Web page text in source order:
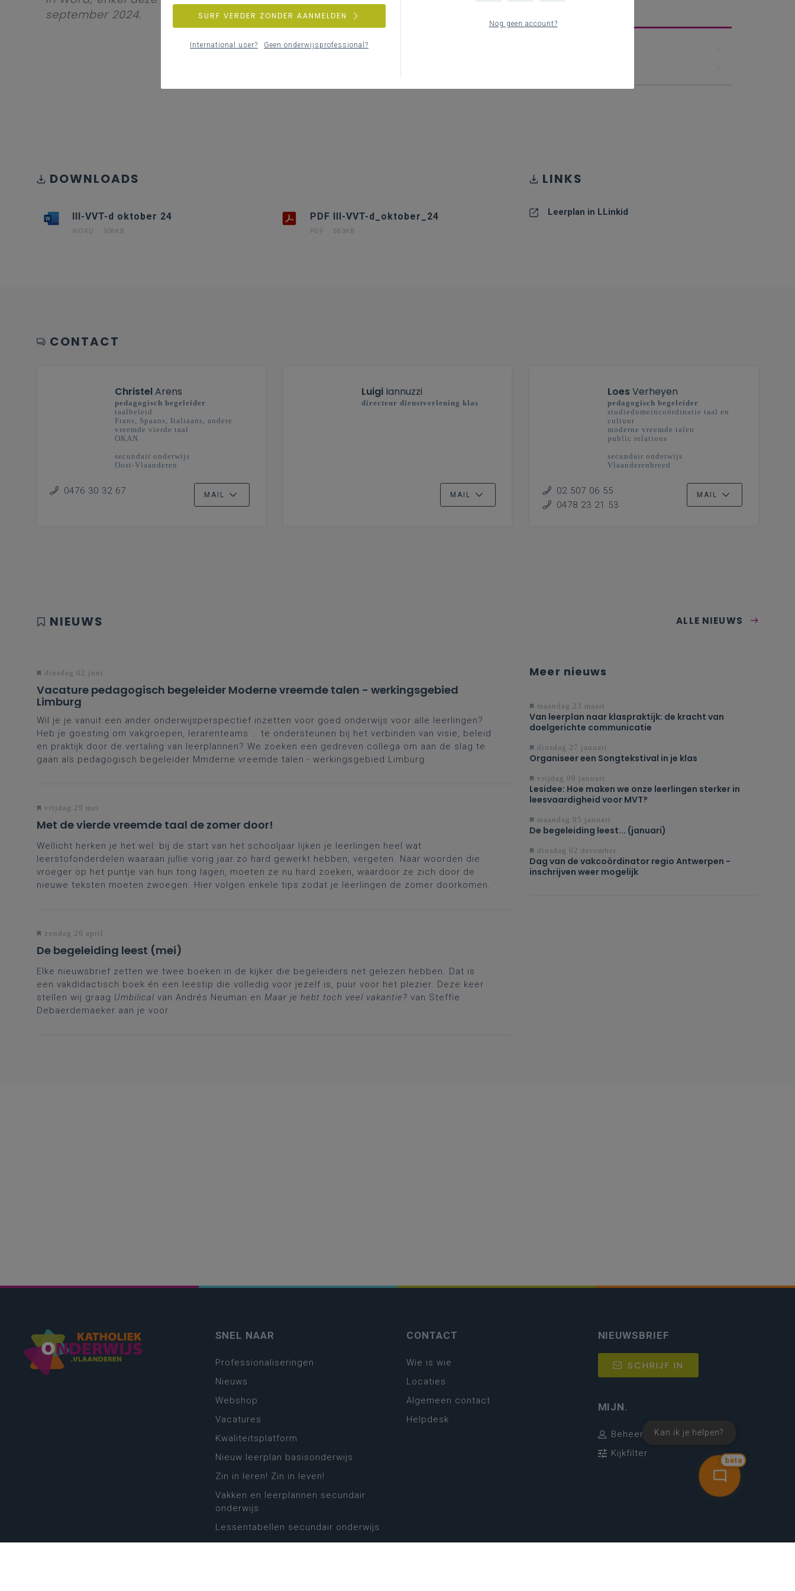
september 2024.
DOWNLOADS
III-VVT-d oktober 24
WORD 308KB
PDF III-VVT-d_oktober_24
PDF 683KB
LINKS
Leerplan in LLinkid
CONTACT
ChristelArens
pedagogisch begeleider
taalbeleid
Frans, Spaans, Italiaans, andere
vreemde vierde taal
OKAN
secundair onderwijs
Oost-Vlaanderen
0476 30 32 67 MAIL
LuigiIannuzzi
directeur dienstverlening klas
MAIL
LoesVerheyen
pedagogisch begeleider
studiedomeincoördinatie taal en
cultuur
moderne vreemde talen
public relations
secundair onderwijs
Vlaanderenbreed
02 507 06 55
0478 23 21 53
MAIL
NIEUWS ALLE NIEUWS
dinsdag 02 juni
Vacature pedagogisch begeleider Moderne vreemde talen - werkingsgebied
Limburg
Wil je je vanuit een ander onderwijsperspectief inzetten voor goed onderwijs voor alle leerlingen?
Heb je goesting om vakgroepen, lerarenteams … te ondersteunen bij het verbinden van visie, beleid
en praktijk door de vertaling van leerplannen? We zoeken een gedreven collega om aan de slag te
gaan als pedagogisch begeleider Mmderne vreemde talen - werkingsgebied Limburg.
vrijdag 29 mei
Met de vierde vreemde taal de zomer door!
Wellicht herken je het wel: bij de start van het schooljaar lijken je leerlingen heel wat
leerstofonderdelen waaraan jullie vorig jaar zo hard gewerkt hebben, vergeten. Naar woorden die
vroeger op het puntje van hun tong lagen, moeten ze nu hard zoeken, waardoor ze zich door de
nieuwe teksten moeten zwoegen. Hier volgen enkele tips zodat je leerlingen de zomer doorkomen.
zondag 26 april
De begeleiding leest (mei)
Elke nieuwsbrief zetten we twee boeken in de kijker die begeleiders net gelezen hebben. Dat is
een vakdidactisch boek én een leestip die volledig voor jezelf is, puur voor het plezier. Deze keer
stellen wij graag Umbilical van Andrés Neuman en Maar je hebt toch veel vakantie? van Steffie
Debaerdemaeker aan je voor.
Meer nieuws
maandag 23 maart
Van leerplan naar klaspraktijk: de kracht van
doelgerichte communicatie
dinsdag 27 januari
Organiseer een Songtekstival in je klas
vrijdag 09 januari
Lesidee: Hoe maken we onze leerlingen sterker in
leesvaardigheid voor MVT?
maandag 05 januari
De begeleiding leest... (januari)
dinsdag 02 december
Dag van de vakcoördinator regio Antwerpen -
inschrijven weer mogelijk
bèta
Kan ik je helpen?
SNEL NAAR
Professionaliseringen
Nieuws
Webshop
Vacatures
Kwaliteitsplatform
Nieuw leerplan basisonderwijs
Zin in leren! Zin in leven!
Vakken en leerplannen secundair
onderwijs
Lessentabellen secundair onderwijs
Digitale transformatie
CONTACT
Wie is wie
Locaties
Algemeen contact
Helpdesk
NIEUWSBRIEF
SCHRIJF IN
MIJN.
Beheer
Kijkfilter
Nog geen account?
SURF VERDER ZONDER AANMELDEN
International user? Geen onderwijsprofessional?